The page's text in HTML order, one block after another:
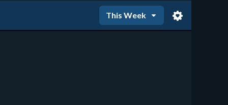
This Week